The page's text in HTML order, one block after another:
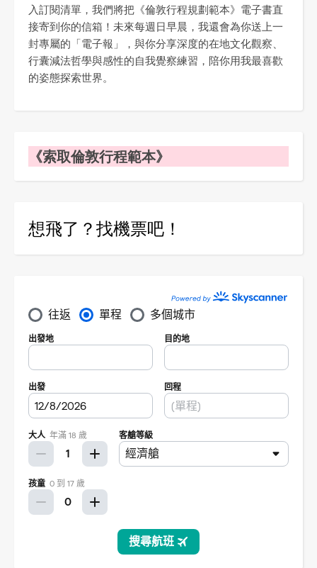
入訂閱清單，我們將把《倫敦行程規劃範本》電子書直
接寄到你的信箱！未來每週日早晨，我還會為你送上一
封專屬的「電子報」，與你分享深度的在地文化觀察、
行囊減法哲學與感性的自我覺察練習，陪你用我最喜歡
的姿態探索世界。
《索取倫敦行程範本》
想飛了？找機票吧！